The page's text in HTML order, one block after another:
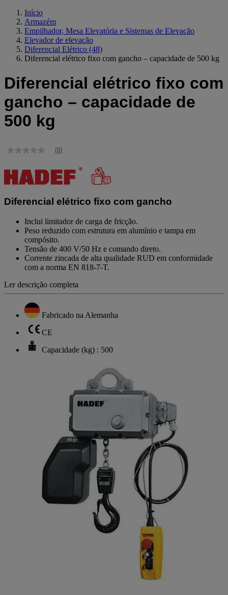
Início
Armazém
Empilhador, Mesa Elevatória e Sistemas de Elevação
Elevador de elevação
Diferencial Elétrico (48)
Diferencial elétrico fixo com gancho – capacidade de 500 kg
Diferencial elétrico fixo com
gancho – capacidade de
500 kg
Sem
de
classificação
Link
a
página.
(0)
Diferencial elétrico fixo com gancho
Inclui limitador de carga de fricção.
Peso reduzido com estrutura em alumínio e tampa em
compósito.
Tensão de 400 V/50 Hz e comando direto.
Corrente zincada de alta qualidade RUD em conformidade
com a norma EN 818-7-T.
Ler descrição completa
Fabricado na Alemanha
CE
Capacidade (kg) : 500